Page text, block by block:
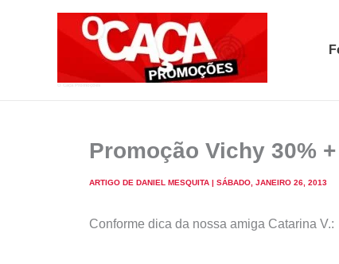
Promoção Vichy 30%
ARTIGO DE DANIEL MESQUITA | SÁBADO, JANEIRO 26, 2013
Conforme dica da nossa amiga Catarina V.: